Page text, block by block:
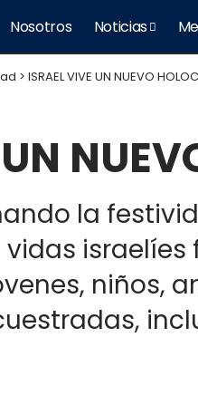
Nosotros Noticias
> ISRAEL VIVE UN NUEVO
la
vidas
niños,